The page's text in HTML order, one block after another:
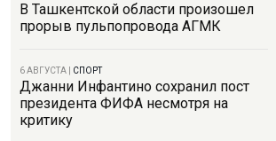
В Ташкентской области произошел
прорыв пульпопровода АГМК
6 АВГУСТА СПОРТ
Джанни Инфантино сохранил пост
президента ФИФА несмотря на
критику